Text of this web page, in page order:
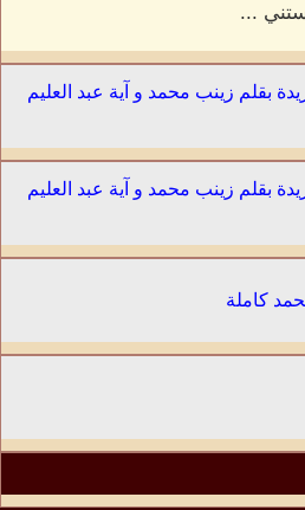
...
بقلم زينب محمد و آية عبد العليم
بقلم زينب محمد و آية عبد العليم
كاملة